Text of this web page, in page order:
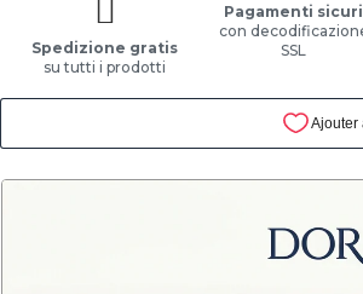
Spedizione gratis
su tutti i prodotti
Pagamenti sicuri
con
SSL